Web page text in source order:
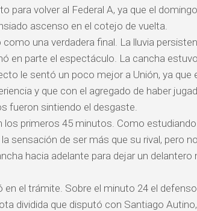
para volver al Federal A, ya que el
ascenso en el cotejo de vuelta.
una verdadera final. La lluvia
en parte el espectáculo. La cancha
le sentó un poco mejor a Unión, ya que
y que con el agregado de haber
fueron sintiendo el desgaste.
primeros 45 minutos. Como
sensación de ser más que su rival, pero
hacia adelante para dejar un
el trámite. Sobre el minuto 24 el
dividida que disputó con Santiago